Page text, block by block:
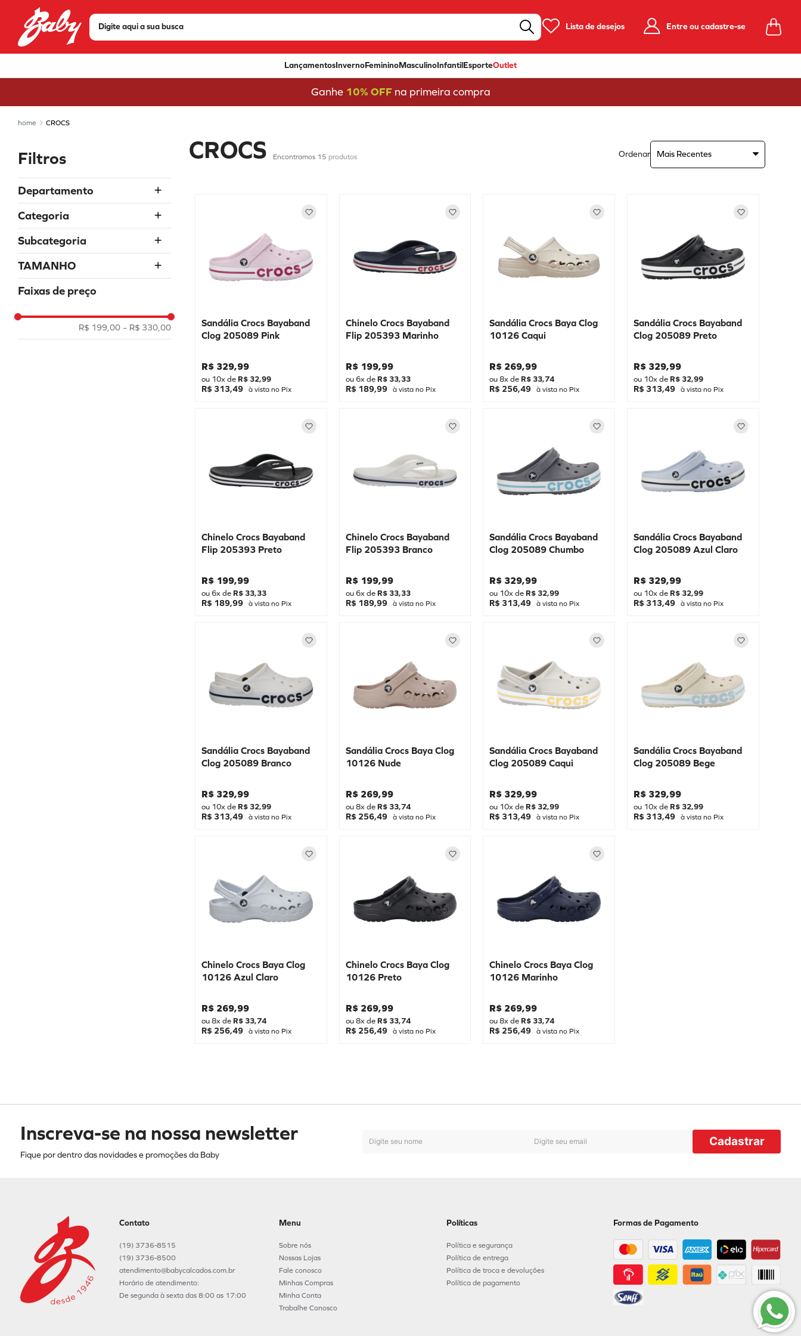
Digite aqui a sua busca
Lista de desejos Entre ou cadastre-se
LançamentosInvernoFemininoMasculinoInfantilEsporteOutlet
Ganhe 10% OFFna primeira compra
CROCS
Filtros
Departamento
Masculino
Categoria
Calçados
Subcategoria
Chinelos
TAMANHO
37
38
Faixas de preço
R$ 199,00 – R$ 330,00
CROCS 15 produtos Ordenar Mais Recentes
Sandália Crocs Bayaband
Clog 205089 Pink
R$ 329,99
ou 10x de R$ 32,99
R$ 313,49 à vista no Pix
Chinelo Crocs Bayaband
Flip 205393 Marinho
R$ 199,99
ou6x de R$ 33,33
R$ 189,99 à vista no Pix
Sandália Crocs Baya Clog
10126 Caqui
R$ 269,99
ou8x de R$ 33,74
R$ 256,49 à vista no Pix
Sandália Crocs Bayaband
Clog 205089 Preto
R$ 329,99
ou 10x de R$ 32,99
R$ 313,49 à vista no Pix
Chinelo Crocs Bayaband
Flip 205393 Preto
R$ 199,99
ou6x de R$ 33,33
R$ 189,99 à vista no Pix
Chinelo Crocs Bayaband
Flip 205393 Branco
R$ 199,99
ou6x de R$ 33,33
R$ 189,99 à vista no Pix
Sandália Crocs Bayaband
Clog 205089 Chumbo
R$ 329,99
ou 10x de R$ 32,99
R$ 313,49 à vista no Pix
Sandália Crocs Bayaband
Clog 205089 Azul Claro
R$ 329,99
ou 10x de R$ 32,99
R$ 313,49 à vista no Pix
Sandália Crocs Bayaband
Clog 205089 Branco
R$ 329,99
ou 10x de R$ 32,99
R$ 313,49 à vista no Pix
Sandália Crocs Baya Clog
10126 Nude
R$ 269,99
ou8x de R$ 33,74
R$ 256,49 à vista no Pix
Sandália Crocs Bayaband
Clog 205089 Caqui
R$ 329,99
ou 10x de R$ 32,99
R$ 313,49 à vista no Pix
Sandália Crocs Bayaband
Clog 205089 Bege
R$ 329,99
ou 10x de R$ 32,99
R$ 313,49 à vista no Pix
Chinelo Crocs Baya Clog
10126 Azul Claro
R$ 269,99
ou8x de R$ 33,74
R$ 256,49 à vista no Pix
Chinelo Crocs Baya Clog
10126 Preto
R$ 269,99
ou8x de R$ 33,74
R$ 256,49 à vista no Pix
Chinelo Crocs Baya Clog
10126 Marinho
R$ 269,99
ou8x de R$ 33,74
R$ 256,49 à vista no Pix
Inscreva-se na nossa newsletter
Fique por dentro das novidades e promoções da Baby
Cadastrar
Contato
(19) 3736-8515
(19) 3736-8500
atendimento@babycalcados.com.br
Horário de atendimento:
De segunda à sexta das 8:00 as 17:00
Menu
Sobre nós
Nossas Lojas
Fale conosco
Minhas Compras
Minha Conta
Trabalhe Conosco
Políticas
Política e segurança
Política de entrega
Política de troca e devoluções
Política de pagamento
Formas de Pagamento
TERMOS MAIS BUSCADOS
chuteira
mizuno
via marte